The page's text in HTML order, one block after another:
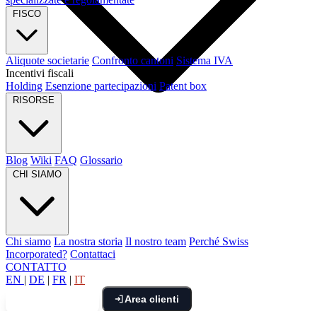
FISCO
Aliquote societarie Confronto cantoni Sistema IVA
Incentivi fiscali
Holding Esenzione partecipazioni Patent box
RISORSE
Blog Wiki FAQ Glossario
CHI SIAMO
Chi siamo La nostra storia Il nostro team Perché Swiss
Incorporated? Contattaci
CONTATTO
EN | DE | FR | IT
Area clienti